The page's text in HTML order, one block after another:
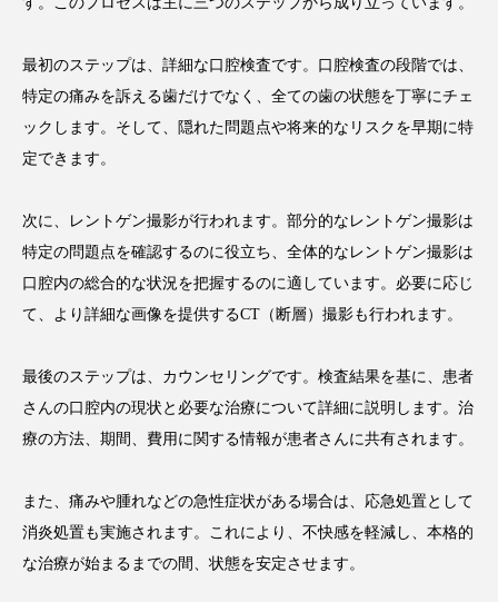
最初のステップは、詳細な口腔検査です。口腔検査の段階では、
特定の痛みを訴える歯だけでなく、全ての歯の状態を丁寧にチェ
ックします。そして、隠れた問題点や将来的なリスクを早期に特
定できます。
次に、レントゲン撮影が行われます。部分的なレントゲン撮影は
特定の問題点を確認するのに役立ち、全体的なレントゲン撮影は
口腔内の総合的な状況を把握するのに適しています。必要に応じ
て、より詳細な画像を提供するCT（断層）撮影も行われます。
最後のステップは、カウンセリングです。検査結果を基に、患者
さんの口腔内の現状と必要な治療について詳細に説明します。治
療の方法、期間、費用に関する情報が患者さんに共有されます。
また、痛みや腫れなどの急性症状がある場合は、応急処置として
消炎処置も実施されます。これにより、不快感を軽減し、本格的
な治療が始まるまでの間、状態を安定させます。